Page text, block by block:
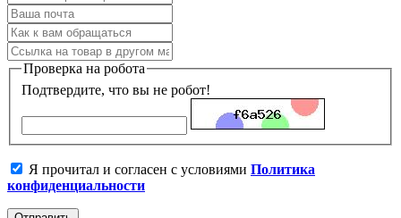
Проверка на робота
Подтвердите, что вы не робот!
Я прочитал и согласен с условиями Политика
конфиденциальности